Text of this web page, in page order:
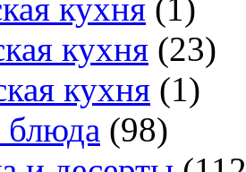
кухня (1)
кухня (23)
кухня (1)
(98)